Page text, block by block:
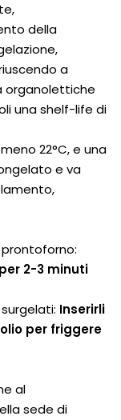
della
a
organolettiche
una shelf-life di
22°C, e una
e va
2-3 minuti
Inserirli
per friggere
al
sede di